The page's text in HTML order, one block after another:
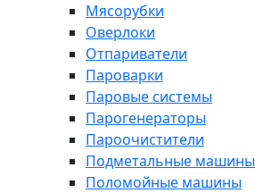
Мясорубки
Оверлоки
Отпариватели
Пароварки
Паровые системы
Парогенераторы
Пароочистители
Подметальные машины
Поломойные машины